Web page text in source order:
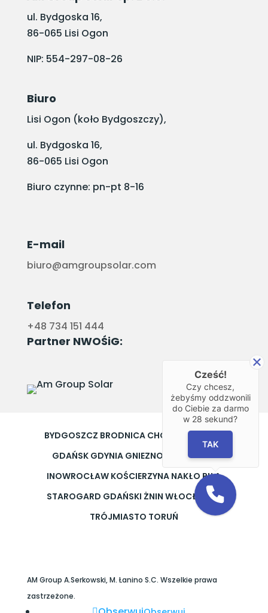
ul. Bydgoska 16,
86-065 Lisi Ogon
NIP: 554-297-08-26
Biuro
Lisi Ogon (koło Bydgoszczy),
ul. Bydgoska 16,
86-065 Lisi Ogon
Biuro czynne: pn-pt 8-16
E-mail
biuro@amgroupsolar.com
Telefon
+48 734 151 444
Partner NWOŚiG:
BYDGOSZCZ BRODNICA CHOJNICE
GDAŃSK GDYNIA GNIEZNO
GRUDZIĄDZ
INOWROCŁAW KOŚCIERZYNA NAKŁO PIŁA
STAROGARD GDAŃSKI ŻNIN WŁOCŁAWEK
TRÓJMIASTO TORUŃ
AM Group A.Serkowski, M. Łanino S.C. Wszelkie prawa
zastrzeżone.
Cześć!
Czy chcesz,
żebyśmy oddzwonili
do Ciebie za darmo
w 28 sekund?
TAK